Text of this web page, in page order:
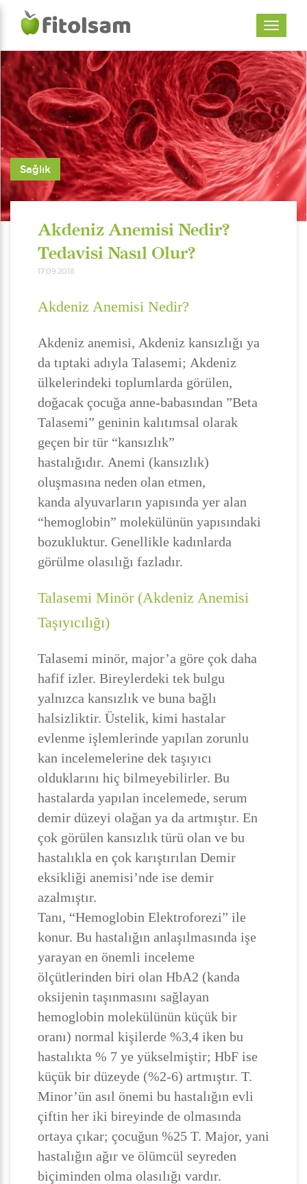
Sağlık
Akdeniz Anemisi Nedir?
Tedavisi Nasıl Olur?
17.09.2018
Akdeniz Anemisi Nedir?
Akdeniz anemisi, Akdeniz kansızlığı ya
da tıptaki adıyla Talasemi; Akdeniz
ülkelerindeki toplumlarda görülen,
doğacak çocuğa anne-babasından ”Beta
Talasemi” geninin kalıtımsal olarak
geçen bir tür “kansızlık”
hastalığıdır. Anemi (kansızlık)
oluşmasına neden olan etmen,
kanda alyuvarların yapısında yer alan
“hemoglobin” molekülünün yapısındaki
bozukluktur. Genellikle kadınlarda
görülme olasılığı fazladır.
Talasemi Minör (Akdeniz Anemisi
Taşıyıcılığı)
Talasemi minör, major’a göre çok daha
hafif izler. Bireylerdeki tek bulgu
yalnızca kansızlık ve buna bağlı
halsizliktir. Üstelik, kimi hastalar
evlenme işlemlerinde yapılan zorunlu
kan incelemelerine dek taşıyıcı
olduklarını hiç bilmeyebilirler. Bu
hastalarda yapılan incelemede, serum
demir düzeyi olağan ya da artmıştır. En
çok görülen kansızlık türü olan ve bu
hastalıkla en çok karıştırılan Demir
eksikliği anemisi’nde ise demir
azalmıştır.
Tanı, “Hemoglobin Elektroforezi” ile
konur. Bu hastalığın anlaşılmasında işe
yarayan en önemli inceleme
ölçütlerinden biri olan HbA2 (kanda
oksijenin taşınmasını sağlayan
hemoglobin molekülünün küçük bir
oranı) normal kişilerde %3,4 iken bu
hastalıkta % 7 ye yükselmiştir; HbF ise
küçük bir düzeyde (%2-6) artmıştır. T.
Minor’ün asıl önemi bu hastalığın evli
çiftin her iki bireyinde de olmasında
ortaya çıkar; çocuğun %25 T. Major, yani
hastalığın ağır ve ölümcül seyreden
biçiminden olma olasılığı vardır.